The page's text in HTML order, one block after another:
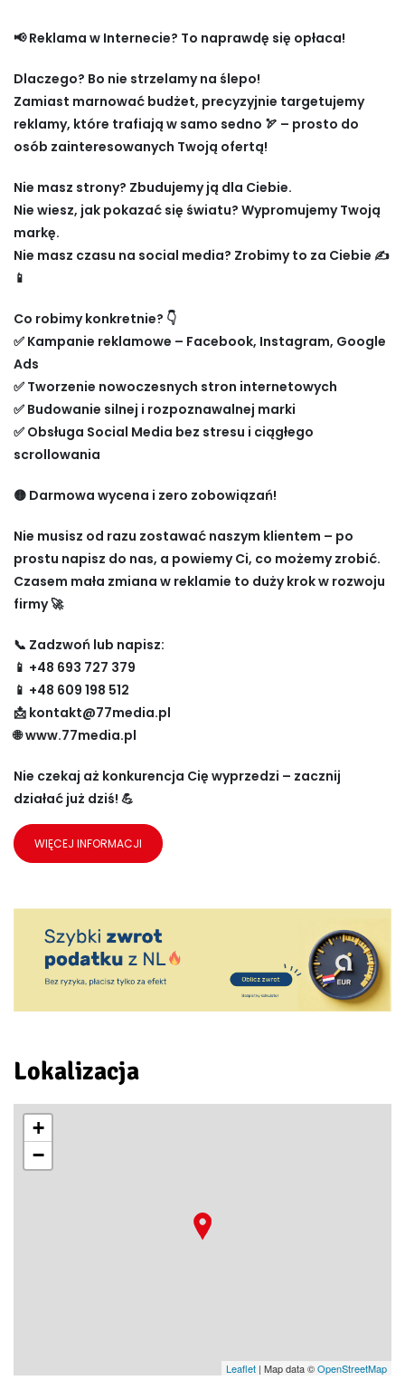
📢 Reklama w Internecie? To naprawdę się opłaca!
Dlaczego? Bo nie strzelamy na ślepo!
Zamiast marnować budżet, precyzyjnie targetujemy
reklamy, które trafiają w samo sedno 🏹 – prosto do
osób zainteresowanych Twoją ofertą!
Nie masz strony? Zbudujemy ją dla Ciebie.
Nie wiesz, jak pokazać się światu? Wypromujemy Twoją
markę.
Nie masz czasu na social media? Zrobimy to za Ciebie ✍️
📱
Co robimy konkretnie? 👇
✅ Kampanie reklamowe – Facebook, Instagram, Google
Ads
✅ Tworzenie nowoczesnych stron internetowych
✅ Budowanie silnej i rozpoznawalnej marki
✅ Obsługa Social Media bez stresu i ciągłego
scrollowania
🟡 Darmowa wycena i zero zobowiązań!
Nie musisz od razu zostawać naszym klientem – po
prostu napisz do nas, a powiemy Ci, co możemy zrobić.
Czasem mała zmiana w reklamie to duży krok w rozwoju
firmy 🚀
📞 Zadzwoń lub napisz:
📱 +48 693 727 379
📱 +48 609 198 512
📩 kontakt@77media.pl
🌐 www.77media.pl
Nie czekaj aż konkurencja Cię wyprzedzi – zacznij
działać już dziś! 💪
WIĘCEJ INFORMACJI
Lokalizacja
+
−
Leaflet | Map data ©OpenStreetMap